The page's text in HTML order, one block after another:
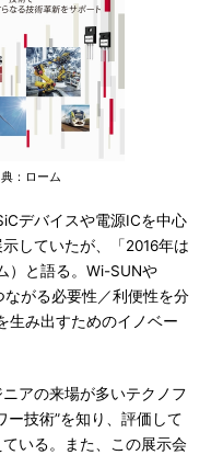
：ローム
デバイスや電源ICを中心
していたが、「2016年は
）と語る。Wi-SUNや
がる必要性／利便性を分
生み出すためのイノベー
アの来場が多いテクノフ
ー技術”を知り、評価して
いる。また、この展示会